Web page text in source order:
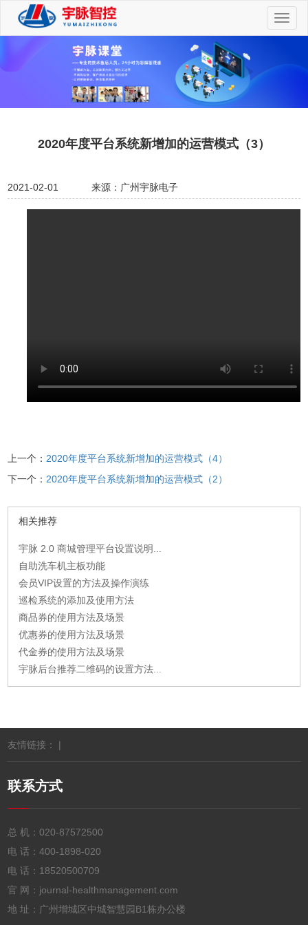
切
换
2020年度平台系统新增加的运营模式（3）
2021-02-01 来源：广州宇脉电子
上一个： 2020年度平台系统新增加的运营模式（4）
下一个： 2020年度平台系统新增加的运营模式（2）
相关推荐
宇脉 2.0 商城管理平台设置说明...
自助洗车机主板功能
会员VIP设置的方法及操作演练
巡检系统的添加及使用方法
商品券的使用方法及场景
优惠券的使用方法及场景
代金券的使用方法及场景
宇脉后台推荐二维码的设置方法...
友情链接： |
联系方式
总 机：020-87572500
电 话：400-1898-020
电 话： 18520500709
官 网：journal-healthmanagement.com
地 址：广州增城区中城智慧园B1栋办公楼